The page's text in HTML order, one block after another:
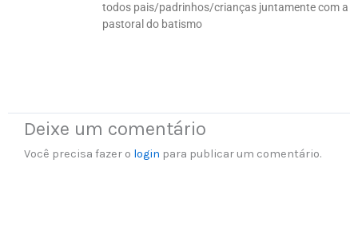
todos pais/padrinhos/crianças juntamente com a
pastoral do batismo
Deixe um comentário
Você precisa fazer o login para publicar um comentário.